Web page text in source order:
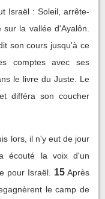
Israël : Soleil, arrête-
la vallée d'Ayalôn.
son cours jusqu'à ce
comptes avec ses
le livre du Juste. Le
différa son coucher
lors, il n'y eut de jour
écouté la voix d'un
pour Israël.
15 Après
le camp de